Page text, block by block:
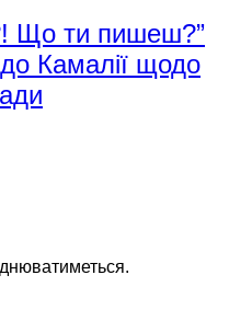
Що ти пишеш?”
Камалії щодо